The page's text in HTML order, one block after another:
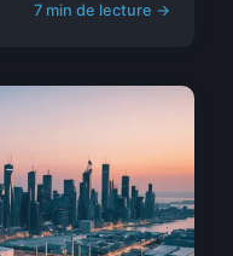
7 min de lecture →